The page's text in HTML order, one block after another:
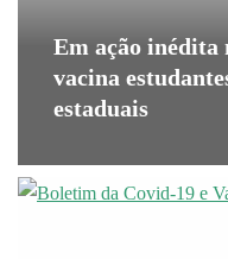
Em ação inédita
vacina
estaduais